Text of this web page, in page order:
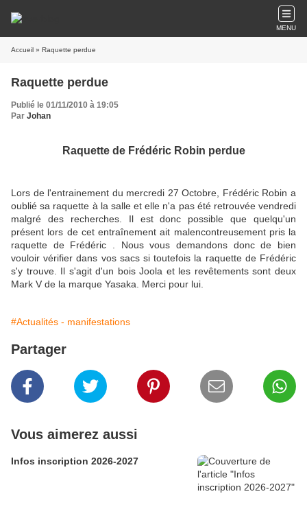
MENU
Accueil » Raquette perdue
Raquette perdue
Publié le 01/11/2010 à 19:05
Par Johan
Raquette de Frédéric Robin perdue
Lors de l'entrainement du mercredi 27 Octobre, Frédéric Robin a
oublié sa raquette à la salle et elle n'a pas été retrouvée vendredi
malgré des recherches. Il est donc possible que quelqu'un
présent lors de cet entraînement ait malencontreusement pris la
raquette de Frédéric . Nous vous demandons donc de bien
vouloir vérifier dans vos sacs si toutefois la raquette de Frédéric
s'y trouve. Il s'agit d'un bois Joola et les revêtements sont deux
Mark V de la marque Yasaka. Merci pour lui.
#Actualités - manifestations
Partager
Vous aimerez aussi
Infos inscription 2026-2027